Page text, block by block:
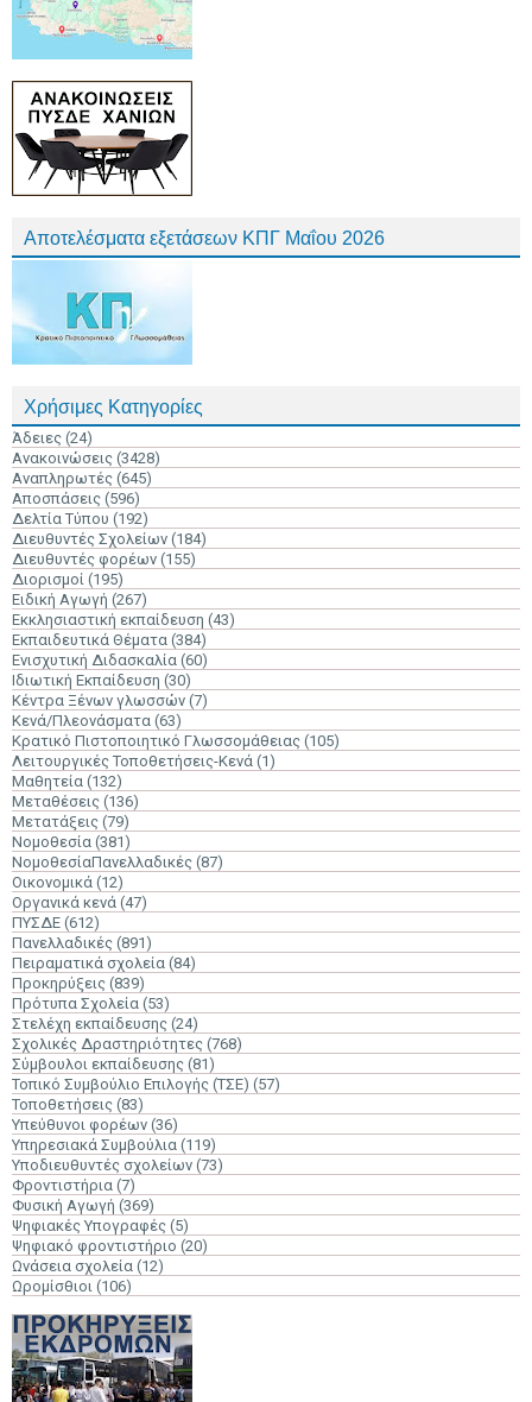
Αποτελέσματα εξετάσεων ΚΠΓ Μαΐου 2026
Χρήσιμες Κατηγορίες
Άδειες (24)
Ανακοινώσεις (3428)
Αναπληρωτές (645)
Αποσπάσεις (596)
Δελτία Τύπου (192)
Διευθυντές Σχολείων (184)
Διευθυντές φορέων (155)
Διορισμοί (195)
Ειδική Αγωγή (267)
Εκκλησιαστική εκπαίδευση (43)
Εκπαιδευτικά Θέματα (384)
Ενισχυτική Διδασκαλία (60)
Ιδιωτική Εκπαίδευση (30)
Κέντρα Ξένων γλωσσών (7)
Κενά/Πλεονάσματα (63)
Κρατικό Πιστοποιητικό Γλωσσομάθειας (105)
Λειτουργικές Τοποθετήσεις-Κενά (1)
Μαθητεία (132)
Μεταθέσεις (136)
Μετατάξεις (79)
Νομοθεσία (381)
ΝομοθεσίαΠανελλαδικές (87)
Οικονομικά (12)
Οργανικά κενά (47)
ΠΥΣΔΕ (612)
Πανελλαδικές (891)
Πειραματικά σχολεία (84)
Προκηρύξεις (839)
Πρότυπα Σχολεία (53)
Στελέχη εκπαίδευσης (24)
Σχολικές Δραστηριότητες (768)
Σύμβουλοι εκπαίδευσης (81)
Τοπικό Συμβούλιο Επιλογής (ΤΣΕ) (57)
Τοποθετήσεις (83)
Υπεύθυνοι φορέων (36)
Υπηρεσιακά Συμβούλια (119)
Υποδιευθυντές σχολείων (73)
Φροντιστήρια (7)
Φυσική Αγωγή (369)
Ψηφιακές Υπογραφές (5)
Ψηφιακό φροντιστήριο (20)
Ωνάσεια σχολεία (12)
Ωρομίσθιοι (106)